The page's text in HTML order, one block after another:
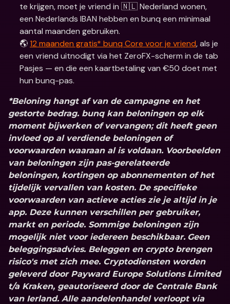
te krijgen, moet je vriend in 🇳🇱 Nederland wonen,
een Nederlands IBAN hebben en bunq een minimaal
aantal maanden gebruiken.
🌎 12 maanden gratis* bunq Core voor je vriend, als je
een vriend uitnodigt via het ZeroFX-scherm in de tab
Pasjes — en die een kaartbetaling van €50 doet met
hun bunq-pas.
*Beloning hangt af van de campagne en het
gestorte bedrag. bunq kan beloningen op elk
moment bijwerken of vervangen; dit heeft geen
invloed op al verdiende beloningen of
voorwaarden waaraan al is voldaan. Voorbeelden
van beloningen zijn pas-gerelateerde
beloningen, kortingen op abonnementen of het
tijdelijk vervallen van kosten. De specifieke
voorwaarden van actieve acties zie je altijd in je
app. Deze kunnen verschillen per gebruiker,
markt en periode. Sommige beloningen zijn
mogelijk niet voor iedereen beschikbaar. Geen
beleggingsadvies. Beleggen en crypto brengen
risico's met zich mee. Cryptodiensten worden
geleverd door Payward Europe Solutions Limited
t/a Kraken, geautoriseerd door de Centrale Bank
van Ierland. Alle aandelenhandel verloopt via